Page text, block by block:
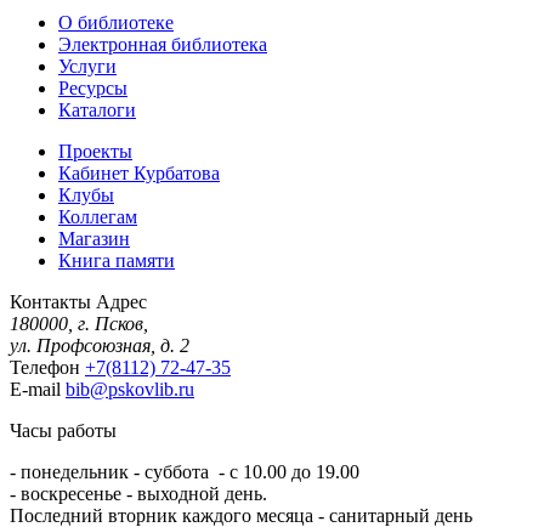
О библиотеке
Электронная библиотека
Услуги
Ресурсы
Каталоги
Проекты
Кабинет Курбатова
Клубы
Коллегам
Магазин
Книга памяти
Контакты Адрес
180000, г. Псков,
ул. Профсоюзная, д. 2
Телефон +7(8112) 72-47-35
E-mail bib@pskovlib.ru
Часы работы
- понедельник - суббота - с 10.00 до 19.00
- воскресенье - выходной день.
Последний вторник каждого месяца - санитарный день